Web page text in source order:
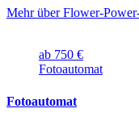
Mehr über Flower-
ab 750 €
Fotoautomat
Fotoautomat